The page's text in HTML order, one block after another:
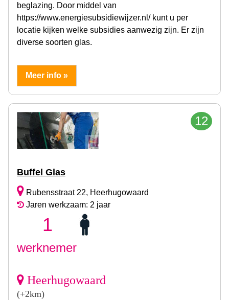
beglazing. Door middel van
https://www.energiesubsidiewijzer.nl/ kunt u per
locatie kijken welke subsidies aanwezig zijn. Er zijn
diverse soorten glas.
Meer info »
12
Buffel Glas
Rubensstraat 22, Heerhugowaard
Jaren werkzaam: 2 jaar
1
werknemer
Heerhugowaard
(+2km)